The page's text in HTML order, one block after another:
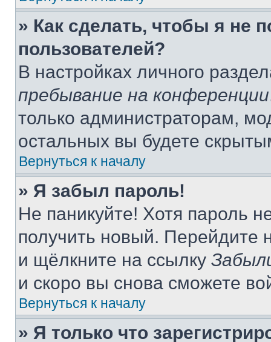
» Как сделать, чтобы я не
пользователей?
В настройках личного
пребывание на конференции
только администраторам,
остальных вы будете
Вернуться к началу
» Я забыл пароль!
Не паникуйте! Хотя пароль
получить новый. Перейдите
и щёлкните на ссылку
и скоро вы снова сможете
Вернуться к началу
» Я только что